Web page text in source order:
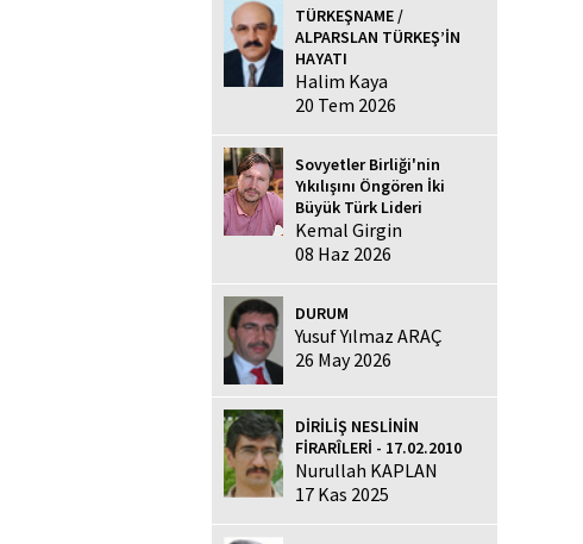
TÜRKEŞNAME /
ALPARSLAN TÜRKEŞ’İN
HAYATI
Halim Kaya
20 Tem 2026
Sovyetler Birliği'nin
Yıkılışını Öngören İki
Büyük Türk Lideri
Kemal Girgin
08 Haz 2026
DURUM
Yusuf Yılmaz ARAÇ
26 May 2026
DİRİLİŞ NESLİNİN
FİRARÎLERİ - 17.02.2010
Nurullah KAPLAN
17 Kas 2025